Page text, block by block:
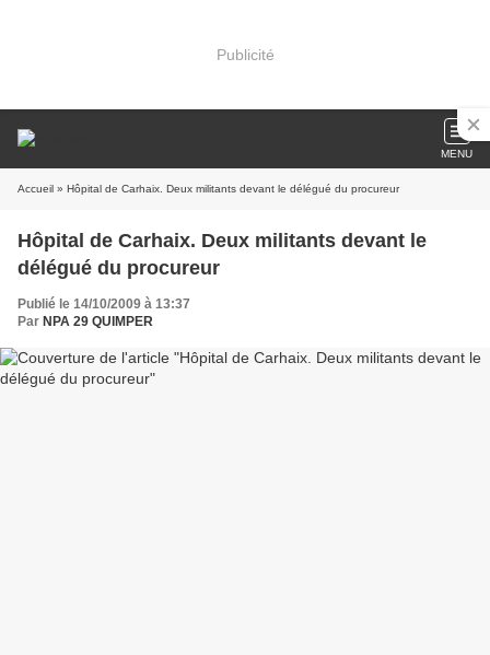
Publicité
MENU
Accueil » Hôpital de Carhaix. Deux militants devant le délégué du procureur
Hôpital de Carhaix. Deux militants devant le
délégué du procureur
Publié le 14/10/2009 à 13:37
Par NPA 29 QUIMPER